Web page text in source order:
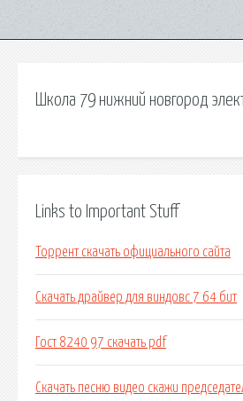
Школа 79 нижний новгород
Links to Important Stuff
Торрент скачать официального сайта
Скачать драйвер для виндовс 7 64 бит
Гост 8240 97 скачать pdf
Скачать песню видео скажи